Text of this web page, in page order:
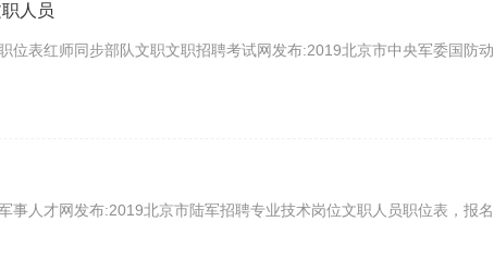
人员
位表红师同步部队文职文职招聘考试网发布:2019北京市中央军委国防动
人才网发布:2019北京市陆军招聘专业技术岗位文职人员职位表，报名